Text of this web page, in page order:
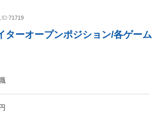
ID:71719
ターオープンポジション/各ゲーム